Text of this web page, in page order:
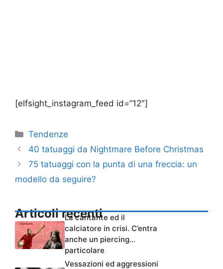
[elfsight_instagram_feed id=”12″]
Categorie
Tendenze
40 tatuaggi da Nightmare Before Christmas
75 tatuaggi con la punta di una freccia: un
modello da seguire?
Articoli recenti
La cantante ed il
calciatore in crisi. C’entra
anche un piercing…
particolare
Vessazioni ed aggressioni